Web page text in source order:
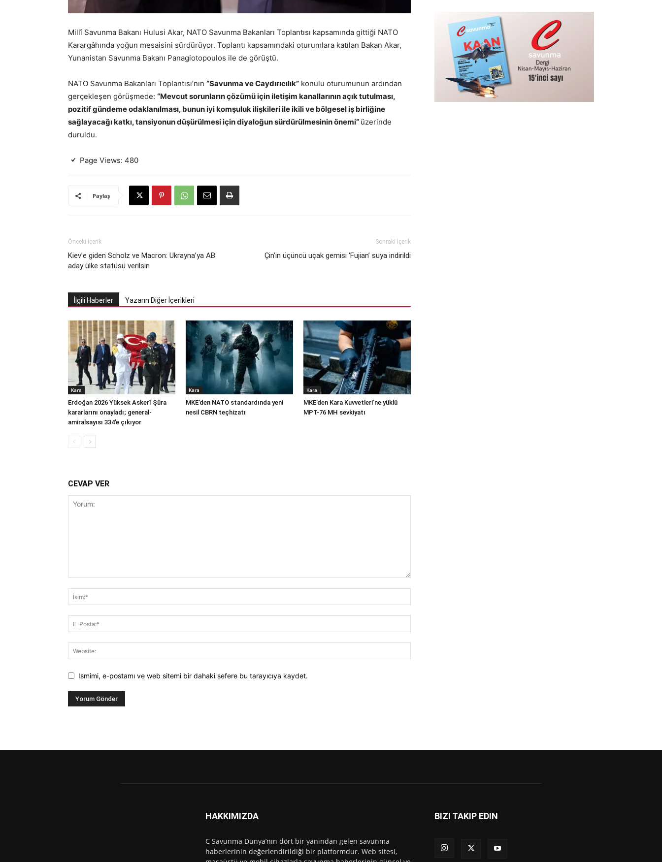
Millî Savunma Bakanı Hulusi Akar, NATO Savunma Bakanları Toplantısı kapsamında gittiği NATO
Karargâhında yoğun mesaisini sürdürüyor. Toplantı kapsamındaki oturumlara katılan Bakan Akar,
Yunanistan Savunma Bakanı Panagiotopoulos ile de görüştü.
NATO Savunma Bakanları Toplantısı’nın “Savunma ve Caydırıcılık” konulu oturumunun ardından
gerçekleşen görüşmede: “Mevcut sorunların çözümü için iletişim kanallarının açık tutulması,
pozitif gündeme odaklanılması, bunun iyi komşuluk ilişkileri ile ikili ve bölgesel iş birliğine
sağlayacağı katkı, tansiyonun düşürülmesi için diyaloğun sürdürülmesinin önemi” üzerinde
duruldu.
Page Views: 480
Paylaş
Önceki İçerik
Kiev’e giden Scholz ve Macron: Ukrayna’ya AB
aday ülke statüsü verilsin
Sonraki İçerik
Çin’in üçüncü uçak gemisi ‘Fujian’ suya indirildi
İlgili Haberler Yazarın Diğer İçerikleri
Kara
Erdoğan 2026 Yüksek Askerî Şûra
kararlarını onayladı; general-
amiralsayısı 334’e çıkıyor
Kara
MKE’den NATO standardında yeni
nesil CBRN teçhizatı
Kara
MKE’den Kara Kuvvetleri’ne yüklü
MPT-76 MH sevkiyatı
CEVAP VER
Ismimi, e-postamı ve web sitemi bir dahaki sefere bu tarayıcıya kaydet.
HAKKIMIZDA
C Savunma Dünya’nın dört bir yanından gelen savunma
haberlerinin değerlendirildiği bir platformdur. Web sitesi,
BIZI TAKIP EDIN